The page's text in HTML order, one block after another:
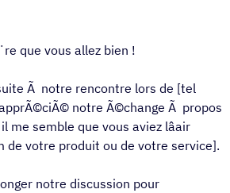
que vous allez bien !
Ã notre rencontre lors de [tel
notre Ã©change Ã propos
me semble que vous aviez lâair
de votre produit ou de votre service].
notre discussion pour